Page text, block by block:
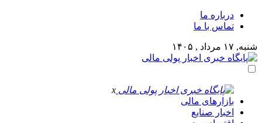
درباره ما
تماس با ما
شنبه, ۱۷ مرداد , ۱۴۰۵
x
بازارهای مالی
اخبار صنایع